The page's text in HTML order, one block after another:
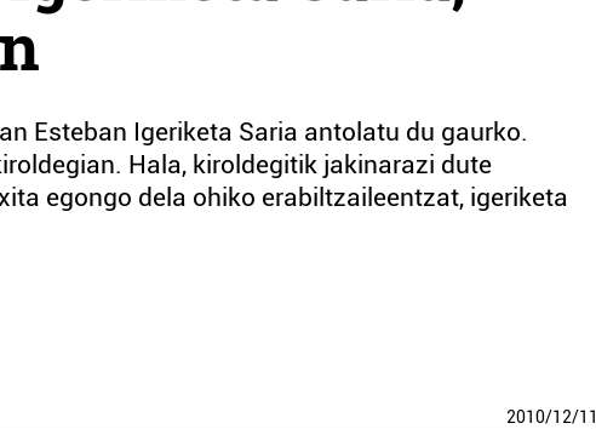
Esteban Igeriketa Saria antolatu du gaurko.
Hala, kiroldegitik jakinarazi dute
egongo dela ohiko erabiltzaileentzat, igeriketa
2010/12/11